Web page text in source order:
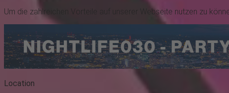
Um die zahlreichen Vorteile auf unserer Webseite nutzen zu
Location